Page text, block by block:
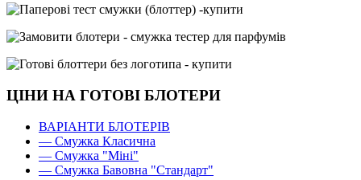
ЦІНИ НА ГОТОВІ БЛОТЕРИ
ВАРІАНТИ БЛОТЕРІВ
— Смужка Класична
— Смужка "Міні"
— Смужка Бавовна "Стандарт"